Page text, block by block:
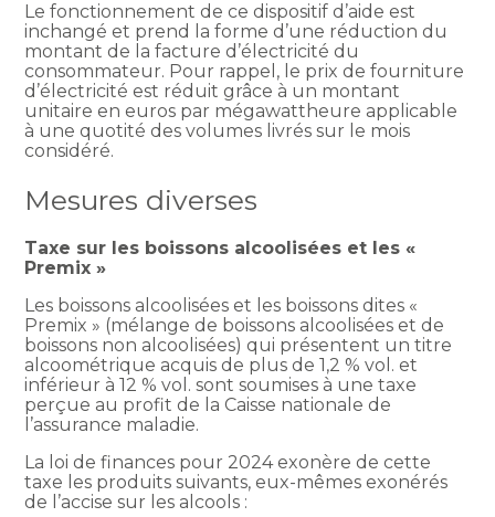
Le fonctionnement de ce dispositif d’aide est
inchangé et prend la forme d’une réduction du
montant de la facture d’électricité du
consommateur. Pour rappel, le prix de fourniture
d’électricité est réduit grâce à un montant
unitaire en euros par mégawattheure applicable
à une quotité des volumes livrés sur le mois
considéré.
Mesures diverses
Taxe sur les boissons alcoolisées et les «
Premix »
Les boissons alcoolisées et les boissons dites «
Premix » (mélange de boissons alcoolisées et de
boissons non alcoolisées) qui présentent un titre
alcoométrique acquis de plus de 1,2 % vol. et
inférieur à 12 % vol. sont soumises à une taxe
perçue au profit de la Caisse nationale de
l’assurance maladie.
La loi de finances pour 2024 exonère de cette
taxe les produits suivants, eux-mêmes exonérés
de l’accise sur les alcools :